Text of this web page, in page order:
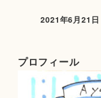
2021年6月21日
プロフィール